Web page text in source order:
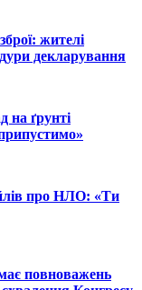
жителі
декларування
на ґрунті
про НЛО: «Ти
повноважень